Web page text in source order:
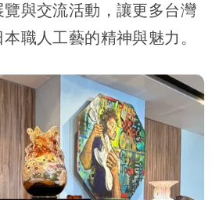
與交流活動，讓更多台灣
職人工藝的精神與魅力。